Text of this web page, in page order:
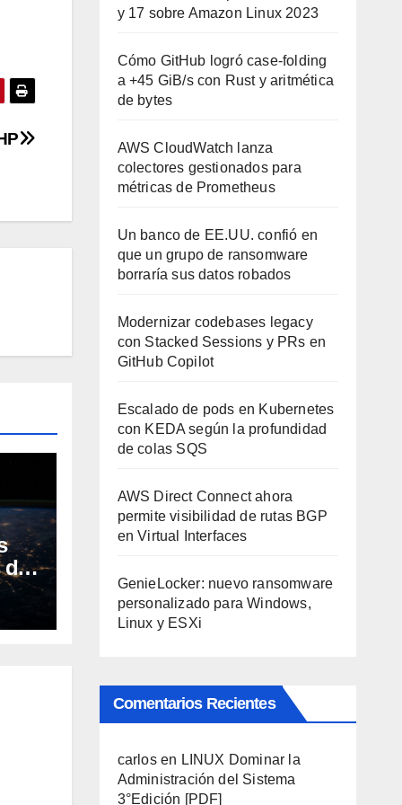
de
y 17 sobre Amazon Linux 2023
Cómo GitHub logró case-folding
a +45 GiB/s con Rust y aritmética
de bytes
AWS CloudWatch lanza
colectores gestionados para
métricas de Prometheus
Un banco de EE.UU. confió en
que un grupo de ransomware
borraría sus datos robados
Modernizar codebases legacy
con Stacked Sessions y PRs en
GitHub Copilot
Escalado de pods en Kubernetes
con KEDA según la profundidad
de colas SQS
AWS Direct Connect ahora
permite visibilidad de rutas BGP
en Virtual Interfaces
GenieLocker: nuevo ransomware
personalizado para Windows,
Linux y ESXi
Comentarios Recientes
carlosen LINUX Dominar la
Administración del Sistema
3°Edición [PDF]